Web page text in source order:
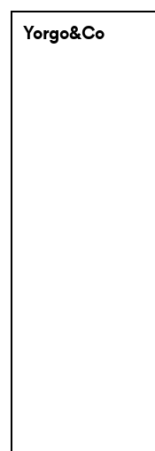
Yorgo&Co